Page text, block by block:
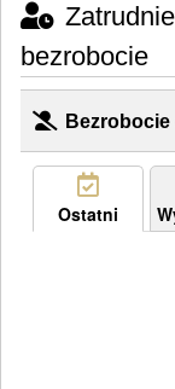
bezrobocie
Bezrobocie
Ostatni